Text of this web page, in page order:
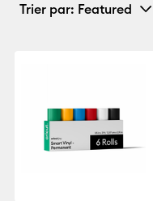
Trier par: Featured